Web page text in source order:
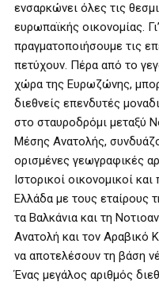
ενσαρκώνει όλες τις
ευρωπαϊκής οικονομίας.
πραγματοποιήσουμε τις
πετύχουν. Πέρα από το
χώρα της Ευρωζώνης,
διεθνείς επενδυτές
στο σταυροδρόμι μεταξύ
Μέσης Ανατολής,
ορισμένες γεωγραφικές
Ιστορικοί οικονομικοί
Ελλάδα με τους εταίρους
τα Βαλκάνια και τη
Ανατολή και τον Αραβικό
να αποτελέσουν τη βάση
Ένας μεγάλος αριθμός